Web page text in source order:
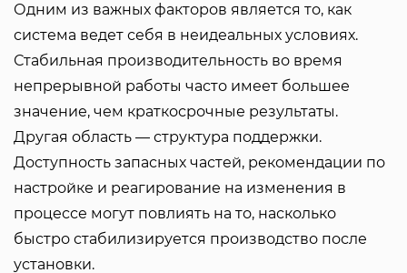
Одним из важных факторов является то, как
система ведет себя в неидеальных условиях.
Стабильная производительность во время
непрерывной работы часто имеет большее
значение, чем краткосрочные результаты.
Другая область — структура поддержки.
Доступность запасных частей, рекомендации по
настройке и реагирование на изменения в
процессе могут повлиять на то, насколько
быстро стабилизируется производство после
установки.